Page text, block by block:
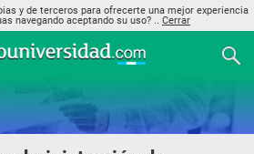
y de terceros para ofrecerte una mejor experiencia
navegando aceptando su uso? .. Cerrar